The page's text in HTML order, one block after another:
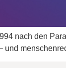
nach den
und